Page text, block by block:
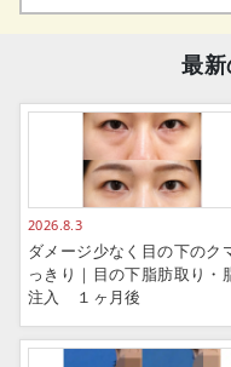
最新
2026.8.3
ダメージ少なく目の下のク
っきり｜目の下脂肪取り・
注入 １ヶ月後